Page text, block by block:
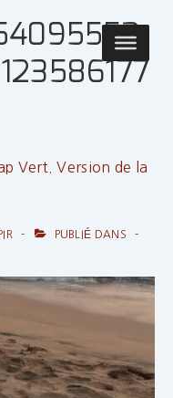
Main
Vert. Version de la
PIR
PUBLIÉ DANS